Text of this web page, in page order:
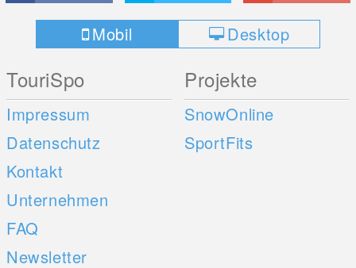
Mobil Desktop
TouriSpo
Impressum
Datenschutz
Kontakt
Unternehmen
FAQ
Newsletter
Projekte
SnowOnline
SportFits